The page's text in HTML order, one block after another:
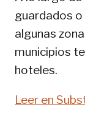
guardados o
algunas
municipios
hoteles.
Leer en